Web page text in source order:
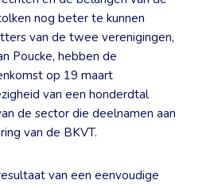
nog beter te kunnen
van de twee verenigingen,
Poucke, hebben de
op 19 maart
van een honderdtal
de sector die deelnamen aan
van de BKVT.
van een eenvoudige